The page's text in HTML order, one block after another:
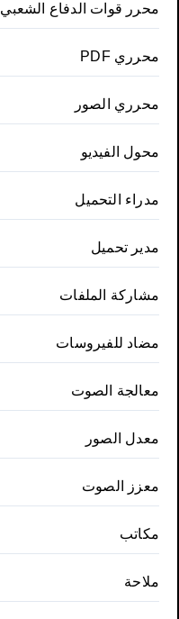
محرر قوات الدفاع الشعبي
محرري PDF
محرري الصور
محول الفيديو
مدراء التحميل
مدير تحميل
مشاركة الملفات
مضاد للفيروسات
معالجة الصوت
معدل الصور
معزز الصوت
مكاتب
ملاحة